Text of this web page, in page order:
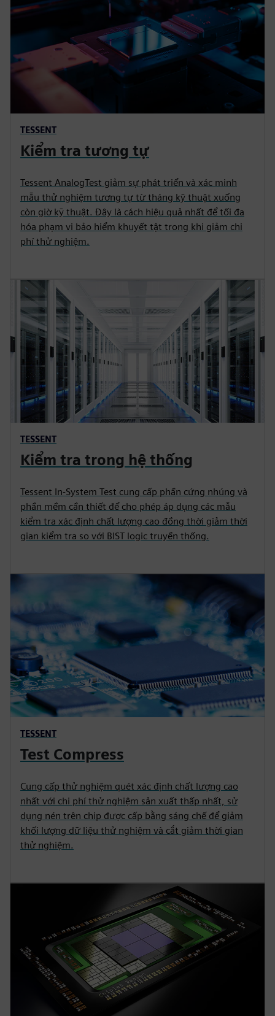
TESSENT
Kiểm tra tương tự
Tessent AnalogTest giảm sự phát triển và xác minh
mẫu thử nghiệm tương tự từ tháng kỹ thuật xuống
còn giờ kỹ thuật. Đây là cách hiệu quả nhất để tối đa
hóa phạm vi bảo hiểm khuyết tật trong khi giảm chi
phí thử nghiệm.
TESSENT
Kiểm tra trong hệ thống
Tessent In-System Test cung cấp phần cứng nhúng và
phần mềm cần thiết để cho phép áp dụng các mẫu
kiểm tra xác định chất lượng cao đồng thời giảm thời
gian kiểm tra so với BIST logic truyền thống.
TESSENT
Test Compress
Cung cấp thử nghiệm quét xác định chất lượng cao
nhất với chi phí thử nghiệm sản xuất thấp nhất, sử
dụng nén trên chip được cấp bằng sáng chế để giảm
khối lượng dữ liệu thử nghiệm và cắt giảm thời gian
thử nghiệm.